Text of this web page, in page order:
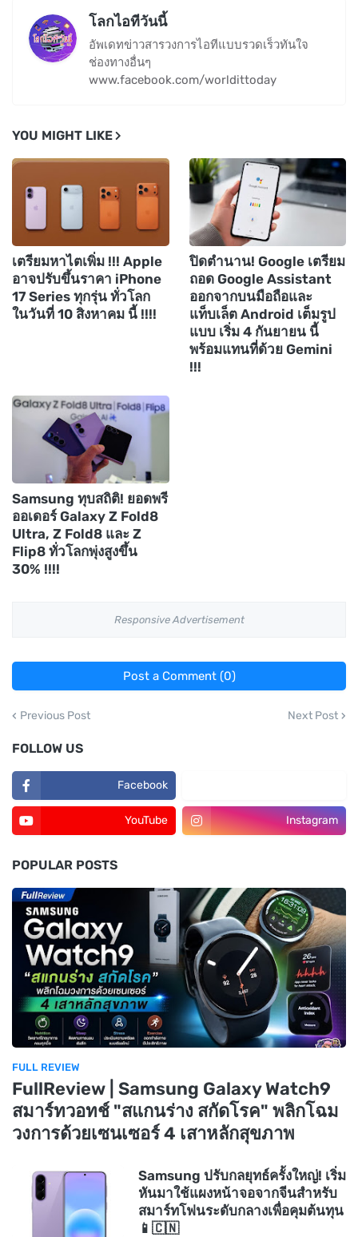
โลกไอทีวันนี้
อัพเดทข่าวสารวงการไอทีแบบรวดเร็วทันใจ
ช่องทางอื่นๆ
www.facebook.com/worldittoday
YOU MIGHT LIKE
เตรียมหาไตเพิ่ม !!! Apple
อาจปรับขึ้นราคา iPhone
17 Series ทุกรุ่น ทั่วโลก
ในวันที่ 10 สิงหาคม นี้ !!!!
ปิดตำนาน! Google เตรียม
ถอด Google Assistant
ออกจากบนมือถือและ
แท็บเล็ต Android เต็มรูป
แบบ เริ่ม 4 กันยายน นี้
พร้อมแทนที่ด้วย Gemini
!!!
Samsung ทุบสถิติ! ยอดพรี
ออเดอร์ Galaxy Z Fold8
Ultra, Z Fold8 และ Z
Flip8 ทั่วโลกพุ่งสูงขึ้น
30% !!!!
Responsive Advertisement
Post a Comment (0)
Previous Post Next Post
FOLLOW US
Facebook
YouTube Instagram
POPULAR POSTS
FULL REVIEW
FullReview | Samsung Galaxy Watch9
สมาร์ทวอทช์ "สแกนร่าง สกัดโรค" พลิกโฉม
วงการด้วยเซนเซอร์ 4 เสาหลักสุขภาพ
Samsung ปรับกลยุทธ์ครั้งใหญ่! เริ่ม
หันมาใช้แผงหน้าจอจากจีนสำหรับ
สมาร์ทโฟนระดับกลางเพื่อคุมต้นทุน
📱🇨🇳